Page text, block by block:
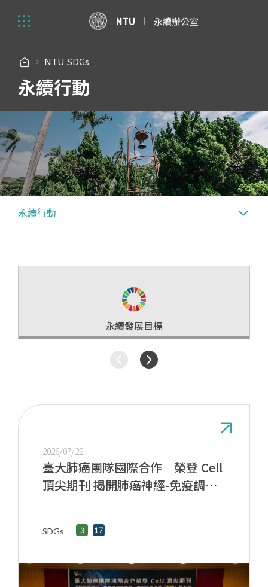
NTU 永續辦公室
NTU SDGs
永續行動
永續行動
永續發展目標
2026/07/22
臺大肺癌團隊國際合作 榮登 Cell
頂尖期刊 揭開肺癌神經-免疫調控
SDGs